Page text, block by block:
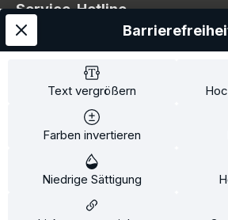
Service-Hotline
Service
Information
* Alle Preise inkl. gesetzl.
und ggf.
Text vergrößern
Farben invertieren
Niedrige Sättigung